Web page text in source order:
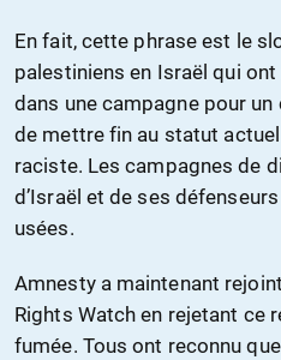
En fait, cette phrase est le
palestiniens en Israël qui
dans une campagne pour
de mettre fin au statut actuel
raciste. Les campagnes de
d’Israël et de ses
usées.
Amnesty a maintenant
Rights Watch en rejetant ce
fumée. Tous ont reconnu